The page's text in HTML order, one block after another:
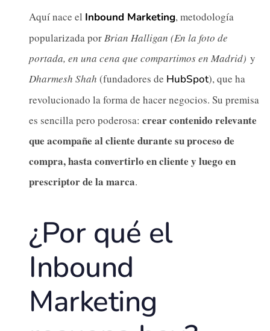
Aquí nace el Inbound Marketing, metodología
popularizada porBrian Halligan (En la foto de
portada, en una cena que compartimos en Madrid) y
Dharmesh Shah (fundadores de HubSpot), que ha
revolucionado la forma de hacer negocios. Su premisa
es sencilla pero poderosa: crear contenido relevante
que acompañe al cliente durante su proceso de
compra, hasta convertirlo en cliente y luego en
prescriptor de la marca.
¿Por qué el
Inbound
Marketing